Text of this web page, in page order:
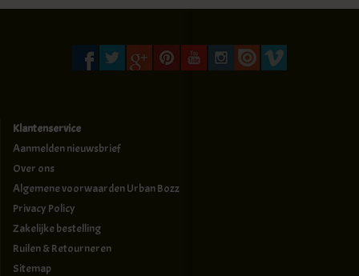
Klantenservice
Aanmelden nieuwsbrief
Over ons
Algemene voorwaarden Urban Bozz
Privacy Policy
Zakelijke bestelling
Ruilen & Retourneren
Sitemap